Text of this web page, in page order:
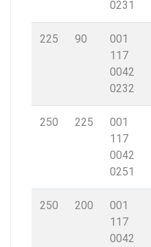
0231
225 90
001
117
0042
0232
250 225
001
117
0042
0251
250 200
001
117
0042